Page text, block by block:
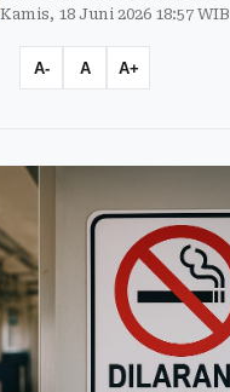
Kamis, 18 Juni 2026 18:57 WIB
A- A A+